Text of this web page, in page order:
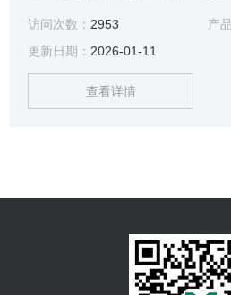
于一般实验平台上。不仅移动容易
大限度地减轻了有毒有害溶剂对操作
见的样品前处理装置。
访问次数：2953 产
更新日期：2026-01-11
查看详情